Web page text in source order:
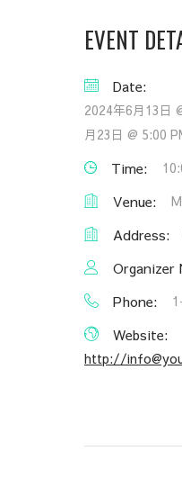
EVENT
Date:
2024年6月13日
月23日 @ 5:00
Time:
Venue:
Address:
Organizer
Phone:
Website:
http://